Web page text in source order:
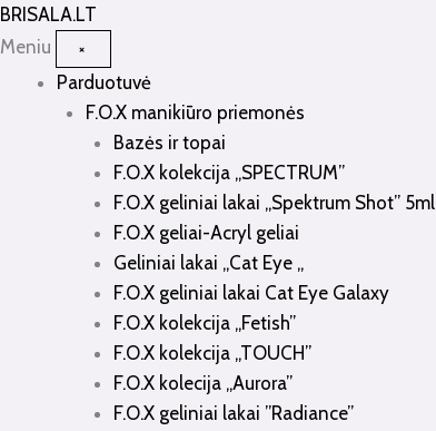
BRISALA.LT
Meniu
×
Parduotuvė
F.O.X manikiūro priemonės
Bazės ir topai
F.O.X kolekcija „SPECTRUM”
F.O.X geliniai lakai „Spektrum Shot” 5ml
F.O.X geliai-Acryl geliai
Geliniai lakai „Cat Eye „
F.O.X geliniai lakai Cat Eye Galaxy
F.O.X kolekcija „Fetish”
F.O.X kolekcija „TOUCH”
F.O.X kolecija „Aurora”
F.O.X geliniai lakai ”Radiance”
Pereiti
prie